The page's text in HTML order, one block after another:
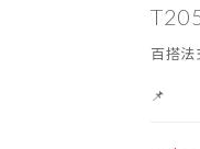
百搭法
📌